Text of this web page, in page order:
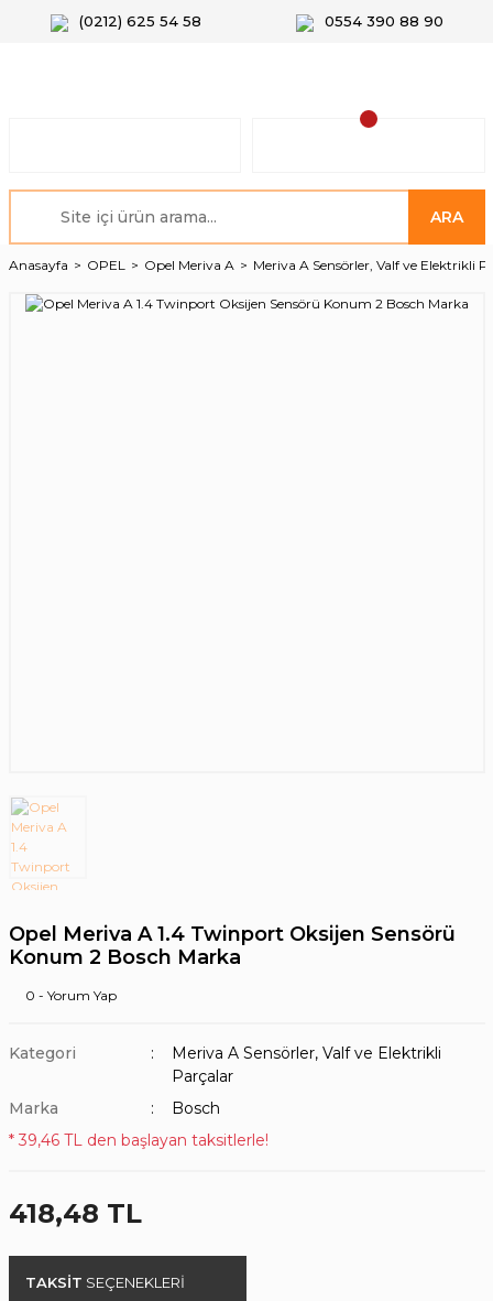
(0212) 625 54 58 0554 390 88 90
ARA
Anasayfa OPEL Opel Meriva A Meriva A Sensörler, Valf ve Elektrikli
Opel Meriva A 1.4 Twinport Oksijen Sensörü
Konum 2 Bosch Marka
0 - Yorum Yap
Kategori
Meriva A Sensörler, Valf ve Elektrikli
Parçalar
Marka
Bosch
* 39,46 TL den başlayan taksitlerle!
418,48 TL
TAKSİT SEÇENEKLERİ